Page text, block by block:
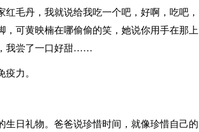
毛丹，我就说给我吃一个吧，好啊，吃吧，
可黄映楠在哪偷偷的笑，她说你用手在那上
我尝了一口好甜……
力。
日礼物。爸爸说珍惜时间，就像珍惜自己的